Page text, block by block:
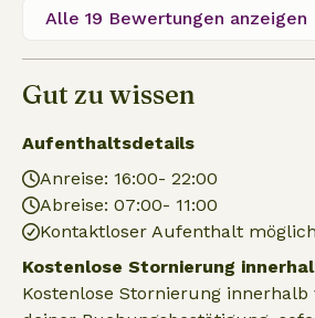
Alle 19 Bewertungen anzeigen
Gut zu wissen
Aufenthaltsdetails
Anreise: 16:00- 22:00
Abreise: 07:00- 11:00
Kontaktloser Aufenthalt möglich
Kostenlose Stornierung
Kostenlose Stornierung innerhalb